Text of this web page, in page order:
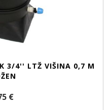
3/4'' LTŽ VIŠINA 0,7 M
€